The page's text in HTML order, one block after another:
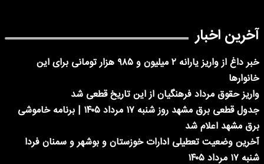
آخرین اخبار
خبر داغ از واریز یارانه ۲ میلیون و ۹۸۵ هزار تومانی برای این
خانوارها
واریز حقوق مرداد فرهنگیان از این تاریخ قطعی شد
جدول قطعی برق مشهد روز شنبه ۱۷ مرداد ۱۴۰۵ | برنامه خاموشی
برق مشهد اعلام شد
آخرین وضعیت تعطیلی ادارات خوزستان و بوشهر و سمنان فردا
شنبه ۱۷ مرداد ۱۴۰۵